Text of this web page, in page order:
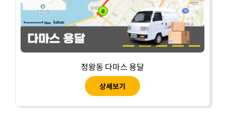
정왕동 다마스 용달
상세보기